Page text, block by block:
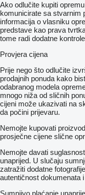
Ako odlučite kupiti
komunicirate sa stvarnim
informacija o vlasniku
predstave kao prava
tome radi dodatne
Provjera cijena
Prije nego što odlučite
prodajnih ponuda kako
odabranog modela
mnogo niža od sličnih
cijeni može ukazivati ​​na
da počini prijevaru.
Nemojte kupovati
prosječne cijene slične
Nemojte davati
unaprijed. U slučaju
zatražiti dodatne
autentičnost dokumenata